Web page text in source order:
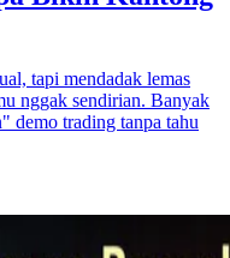
tapi mendadak lemas
nggak sendirian. Banyak
demo trading tanpa tahu